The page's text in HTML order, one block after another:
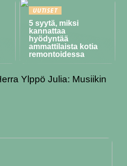
UUTISET
5 syytä, miksi
kannattaa
hyödyntää
ammattilaista kotia
remontoidessa
Ylppö Julia: Musiikin